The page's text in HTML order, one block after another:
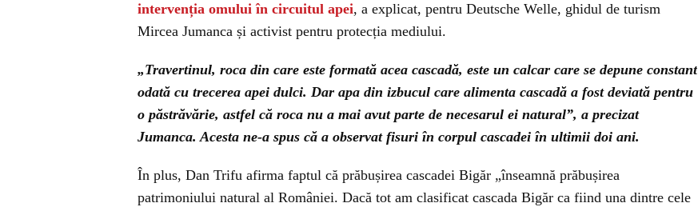
intervenția omului în circuitul apei, a explicat, pentru Deutsche Welle, ghidul de turism
Mircea Jumanca și activist pentru protecția mediului.
„Travertinul, roca din care este formată acea cascadă, este un calcar care se depune constant
odată cu trecerea apei dulci. Dar apa din izbucul care alimenta cascadă a fost deviată pentru
o păstrăvărie, astfel că roca nu a mai avut parte de necesarul ei natural”, a precizat
Jumanca. Acesta ne-a spus că a observat fisuri în corpul cascadei în ultimii doi ani.
În plus, Dan Trifu afirma faptul că prăbușirea cascadei Bigăr „înseamnă prăbușirea
patrimoniului natural al României. Dacă tot am clasificat cascada Bigăr ca fiind una dintre cele